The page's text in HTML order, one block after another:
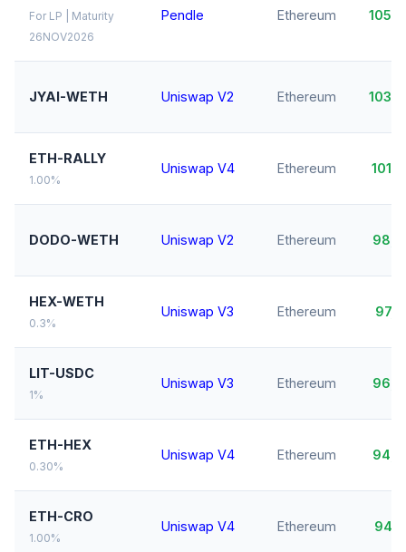
For LP | Maturity
26NOV2026
Pendle Ethereum
JYAI-WETH Uniswap V2 Ethereum
ETH-RALLY
1.00%
Uniswap V4 Ethereum
DODO-WETH Uniswap V2 Ethereum
HEX-WETH
0.3%
Uniswap V3 Ethereum
LIT-USDC
1%
Uniswap V3 Ethereum
ETH-HEX
0.30%
Uniswap V4 Ethereum
ETH-CRO
1.00%
Uniswap V4 Ethereum